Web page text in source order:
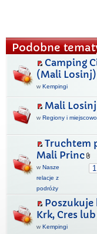
Podobne
Camping
(Mali Losinj)
w Kempingi
Mali
w Regiony i
Truchtem
Mali Princ
1
w Nasze
relacje z
podróży
Krk, Cres
w Kempingi